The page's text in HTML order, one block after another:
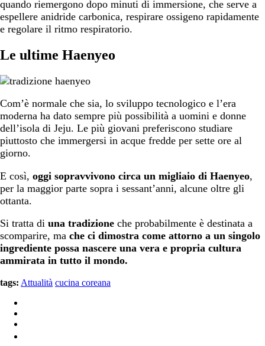
quando riemergono dopo minuti di immersione, che serve a
espellere anidride carbonica, respirare ossigeno rapidamente
e regolare il ritmo respiratorio.
Le ultime Haenyeo
Com’è normale che sia, lo sviluppo tecnologico e l’era
moderna ha dato sempre più possibilità a uomini e donne
dell’isola di Jeju. Le più giovani preferiscono studiare
piuttosto che immergersi in acque fredde per sette ore al
giorno.
E così, oggi sopravvivono circa un migliaio di Haenyeo,
per la maggior parte sopra i sessant’anni, alcune oltre gli
ottanta.
Si tratta di una tradizione che probabilmente è destinata a
scomparire, ma che ci dimostra come attorno a un singolo
ingrediente possa nascere una vera e propria cultura
ammirata in tutto il mondo.
tags: Attualità cucina coreana